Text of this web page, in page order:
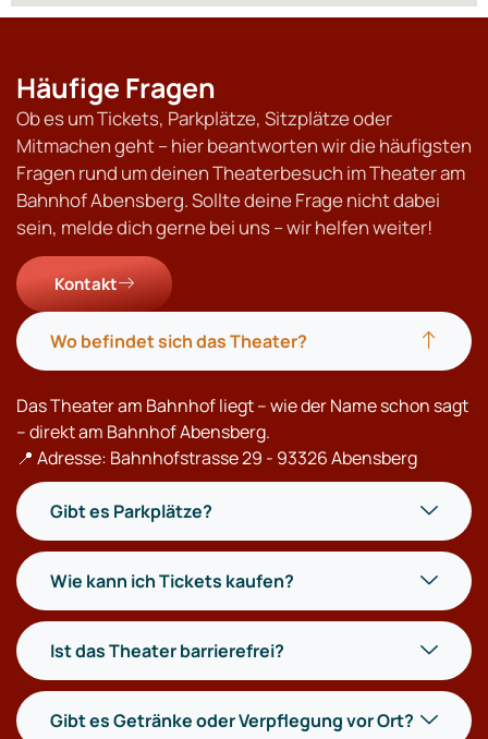
Häufige Fragen
Ob es um Tickets, Parkplätze, Sitzplätze oder
Mitmachen geht – hier beantworten wir die häufigsten
Fragen rund um deinen Theaterbesuch im Theater am
Bahnhof Abensberg. Sollte deine Frage nicht dabei
sein, melde dich gerne bei uns – wir helfen weiter!
Kontakt
Wo befindet sich das Theater?
Das Theater am Bahnhof liegt – wie der Name schon sagt
– direkt am Bahnhof Abensberg.
📍 Adresse: Bahnhofstrasse 29 - 93326 Abensberg
Gibt es Parkplätze?
Wie kann ich Tickets kaufen?
Ist das Theater barrierefrei?
Gibt es Getränke oder Verpflegung vor Ort?